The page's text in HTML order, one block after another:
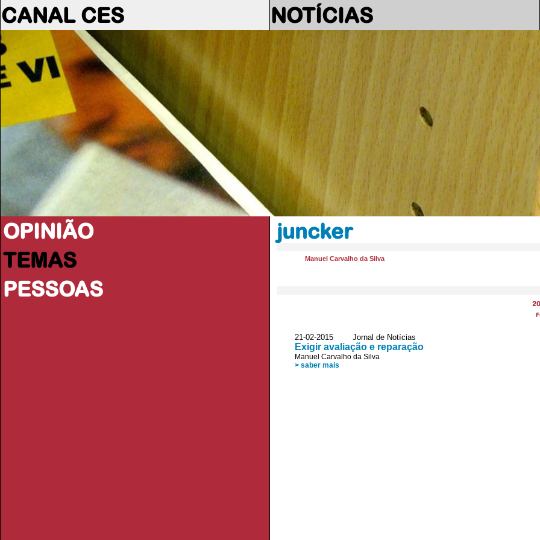
CANAL CES NOTÍCIAS
OPINIÃO
TEMAS
PESSOAS
juncker
Manuel Carvalho da Silva
21-02-2015 Jornal de Notícias
Exigir avaliação e reparação
Manuel Carvalho da Silva
> saber mais